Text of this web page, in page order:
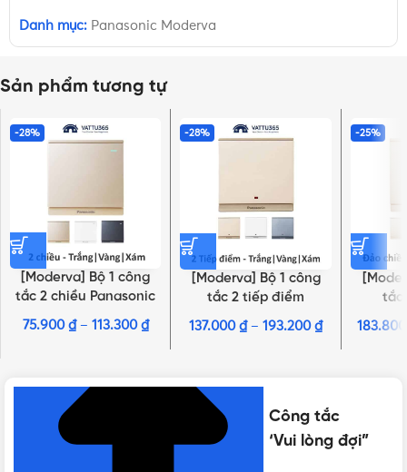
Danh mục: Panasonic Moderva
Sản phẩm tương tự
-28%
[Moderva] Bộ 1 công
tắc 2 chiều Panasonic
Trắng/Vàng/Xám
75.900 ₫– 113.300 ₫
-28%
[Moderva] Bộ 1 công
tắc 2 tiếp điểm
Panasonic
Trắng/Vàng/Xám
137.000₫–193.200₫
-25%
tắc
Thông số kỹ thuật của [Moderva] Công tắc
“Không làm phiền”, “Dọn phòng”, ‘Vui lòng đợi”
NHẤN ĐỂ XEM TIẾP (THU GỌN)